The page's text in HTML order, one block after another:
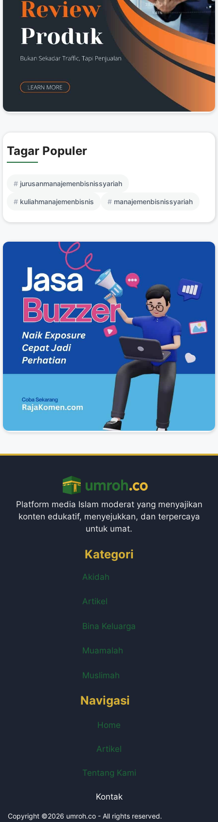
Tagar Populer
jurusanmanajemenbisnissyariah
kuliahmanajemenbisnis manajemenbisnissyariah
Platform media Islam moderat yang menyajikan
konten edukatif, menyejukkan, dan terpercaya
untuk umat.
Kategori
Akidah
Artikel
Bina Keluarga
Muamalah
Muslimah
Navigasi
Home
Artikel
Tentang Kami
Kontak
Copyright ©2026 umroh.co - All rights reserved.